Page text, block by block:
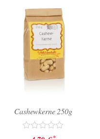
Cashewkerne 250g
Bewertet *